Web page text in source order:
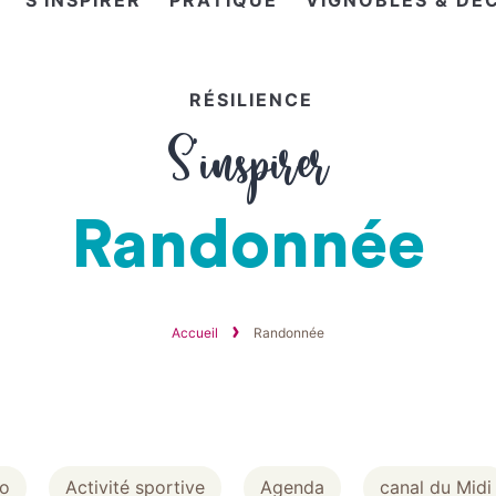
RÉSILIENCE
S’inspirer
Randonnée
Accueil Randonnée
Activité sportive Agenda canal du Midi